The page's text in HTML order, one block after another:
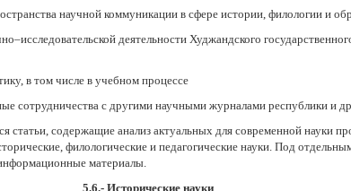
научной коммуникации в сфере истории, филологии и
деятельности Худжандского
в том числе в учебном процессе
с другими научными журналами республики и
статьи, содержащие анализ актуальных для современной науки
филологические и педагогические науки. Под
материалы.
5.6.- Исторические науки